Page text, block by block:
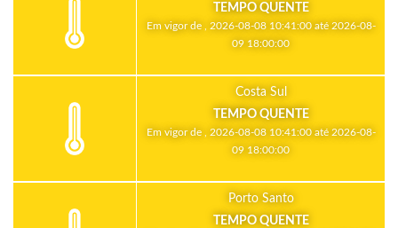
TEMPO QUENTE
Em vigor de , 2026-08-08 10:41:00 até 2026-08-
09 18:00:00
Costa Sul
TEMPO QUENTE
Em vigor de , 2026-08-08 10:41:00 até 2026-08-
09 18:00:00
Porto Santo
TEMPO QUENTE